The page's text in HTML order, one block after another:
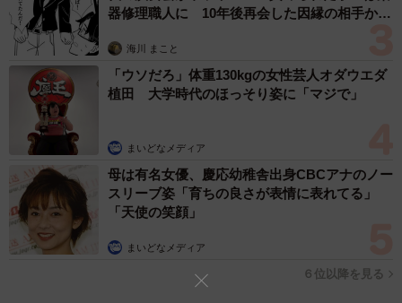
器修理職人に 10年後再会した因縁の相手から
海川 まこと
「ウソだろ」体重130kgの女性芸人オダウエダ
植田 大学時代のほっそり姿に「マジで」
まいどなメディア
母は有名女優、慶応幼稚舎出身CBCアナのノー
スリーブ姿「育ちの良さが表情に表れてる」
「天使の笑顔」
まいどなメディア
６位以降を見る